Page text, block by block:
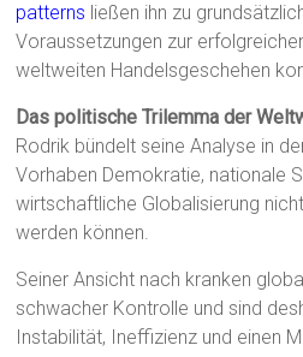
patterns ließen ihn zu
Voraussetzungen zur
weltweiten Handelsgeschehen
Das politische Trilemma der
Rodrik bündelt seine Analyse in
Vorhaben Demokratie, nationale
wirtschaftliche Globalisierung
werden können.
Seiner Ansicht nach kranken
schwacher Kontrolle und sind
Instabilität, Ineffizienz und einen